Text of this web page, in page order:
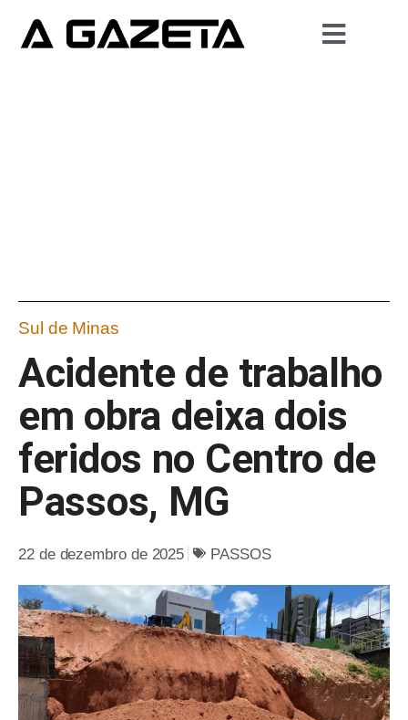
Sul de Minas
Acidente de trabalho
em obra deixa dois
feridos no Centro de
Passos, MG
22 de dezembro de 2025 PASSOS